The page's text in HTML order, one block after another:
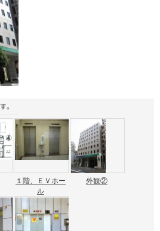
１階、ＥＶホー
ル
外観②